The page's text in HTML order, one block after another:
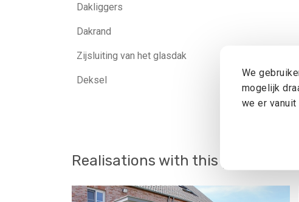
Dakliggers
Dakrand
Zijsluiting van het glasdak
Deksel
Realisations with this product
We
mogelijk
we er